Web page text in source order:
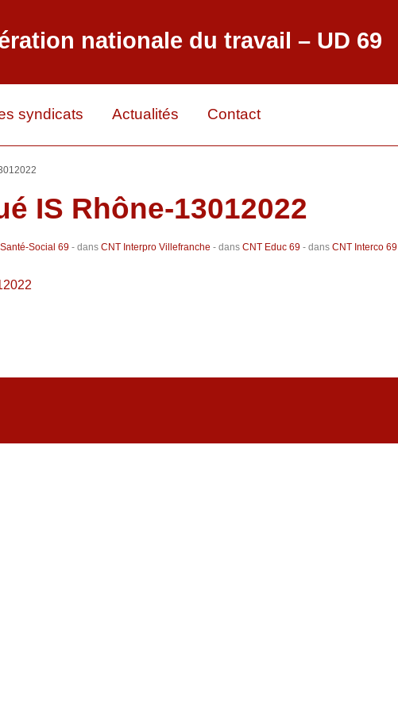
nationale du travail – UD 69
syndicats Actualités Contact
IS Rhône-13012022
Social 69 - dans CNT Interpro Villefranche - dans CNT Educ 69 - dans CNT Interco 69